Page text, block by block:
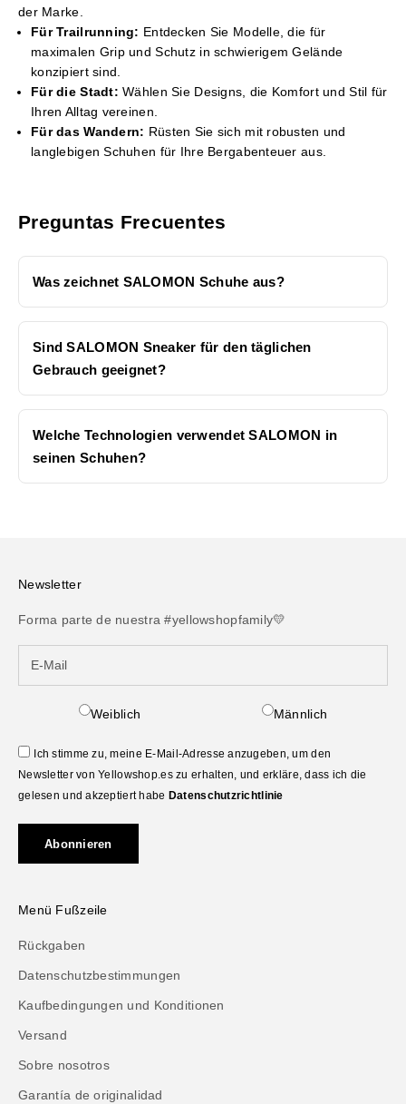
der Marke.
Für Trailrunning: Entdecken Sie Modelle, die für
maximalen Grip und Schutz in schwierigem Gelände
konzipiert sind.
Für die Stadt: Wählen Sie Designs, die Komfort und Stil für
Ihren Alltag vereinen.
Für das Wandern: Rüsten Sie sich mit robusten und
langlebigen Schuhen für Ihre Bergabenteuer aus.
Preguntas Frecuentes
Was zeichnet SALOMON Schuhe aus?
Sind SALOMON Sneaker für den täglichen
Gebrauch geeignet?
Welche Technologien verwendet SALOMON in
seinen Schuhen?
Newsletter
Forma parte de nuestra #yellowshopfamily💛
Weiblich Männlich
Ich stimme zu, meine E-Mail-Adresse anzugeben, um den
Newsletter von Yellowshop.es zu erhalten, und erkläre, dass ich die
gelesen und akzeptiert habe Datenschutzrichtlinie
Abonnieren
Menü Fußzeile
Rückgaben
Datenschutzbestimmungen
Kaufbedingungen und Konditionen
Versand
Sobre nosotros
Garantía de originalidad